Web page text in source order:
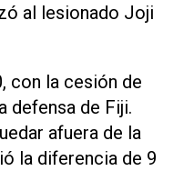
al lesionado Joji
con la cesión de
defensa de Fiji.
afuera de la
la diferencia de 9